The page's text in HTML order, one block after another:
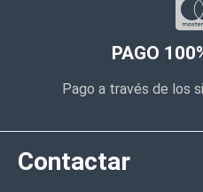
PAGO
Pago a través de los
Contactar